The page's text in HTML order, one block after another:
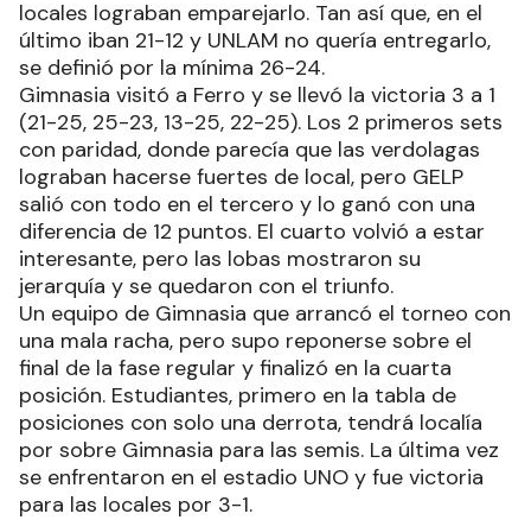
locales lograban emparejarlo. Tan así que, en el
último iban 21-12 y UNLAM no quería entregarlo,
se definió por la mínima 26-24.
Gimnasia visitó a Ferro y se llevó la victoria 3 a 1
(21-25, 25-23, 13-25, 22-25). Los 2 primeros sets
con paridad, donde parecía que las verdolagas
lograban hacerse fuertes de local, pero GELP
salió con todo en el tercero y lo ganó con una
diferencia de 12 puntos. El cuarto volvió a estar
interesante, pero las lobas mostraron su
jerarquía y se quedaron con el triunfo.
Un equipo de Gimnasia que arrancó el torneo con
una mala racha, pero supo reponerse sobre el
final de la fase regular y finalizó en la cuarta
posición. Estudiantes, primero en la tabla de
posiciones con solo una derrota, tendrá localía
por sobre Gimnasia para las semis. La última vez
se enfrentaron en el estadio UNO y fue victoria
para las locales por 3-1.